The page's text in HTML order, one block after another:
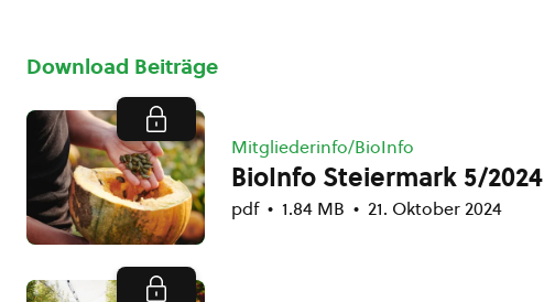
Download Beiträge
Mitgliederinfo/BioInfo
BioInfo Steiermark 5/2024
pdf 1.84 MB 21. Oktober 2024